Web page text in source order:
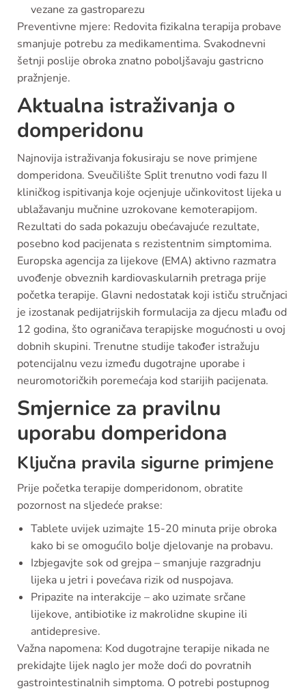
vezane za gastroparezu
Preventivne mjere: Redovita fizikalna terapija probave
smanjuje potrebu za medikamentima. Svakodnevni
šetnji poslije obroka znatno poboljšavaju gastricno
pražnjenje.
Aktualna istraživanja o
domperidonu
Najnovija istraživanja fokusiraju se nove primjene
domperidona. Sveučilište Split trenutno vodi fazu II
kliničkog ispitivanja koje ocjenjuje učinkovitost lijeka u
ublažavanju mučnine uzrokovane kemoterapijom.
Rezultati do sada pokazuju obećavajuće rezultate,
posebno kod pacijenata s rezistentnim simptomima.
Europska agencija za lijekove (EMA) aktivno razmatra
uvođenje obveznih kardiovaskularnih pretraga prije
početka terapije. Glavni nedostatak koji ističu stručnjaci
je izostanak pedijatrijskih formulacija za djecu mlađu od
12 godina, što ograničava terapijske mogućnosti u ovoj
dobnih skupini. Trenutne studije također istražuju
potencijalnu vezu između dugotrajne uporabe i
neuromotoričkih poremećaja kod starijih pacijenata.
Smjernice za pravilnu
uporabu domperidona
Ključna pravila sigurne primjene
Prije početka terapije domperidonom, obratite
pozornost na sljedeće prakse:
Tablete uvijek uzimajte 15-20 minuta prije obroka
kako bi se omogućilo bolje djelovanje na probavu.
Izbjegavjte sok od grejpa – smanjuje razgradnju
lijeka u jetri i povećava rizik od nuspojava.
Pripazite na interakcije – ako uzimate srčane
lijekove, antibiotike iz makrolidne skupine ili
antidepresive.
Važna napomena: Kod dugotrajne terapije nikada ne
prekidajte lijek naglo jer može doći do povratnih
gastrointestinalnih simptoma. O potrebi postupnog